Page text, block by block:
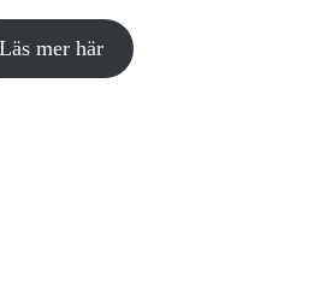
Läs mer här